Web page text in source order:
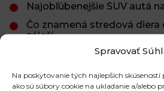
Spravovať
Na poskytovanie tých najlepších skúseností
ako sú súbory cookie na ukladanie a/alebo
Najobľúbenejšie SUV autá
Čo znamená stredová diera
záleží
Brzdová kvapalina: ako a